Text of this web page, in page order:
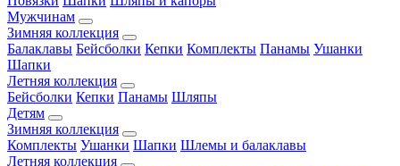
Мужчинам
Зимняя коллекция
Балаклавы Бейсболки Кепки Комплекты Панамы Ушанки
Шапки
Летняя коллекция
Бейсболки Кепки Панамы Шляпы
Детям
Зимняя коллекция
Комплекты Ушанки Шапки Шлемы и балаклавы
Летняя коллекция